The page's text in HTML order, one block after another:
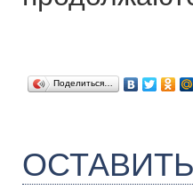
Поделиться…